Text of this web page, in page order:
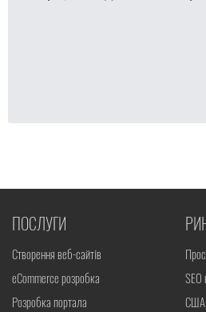
ПОСЛУГИ
Створення веб-сайтів
eCommerce розробка
Розробка портала
SEO
США,